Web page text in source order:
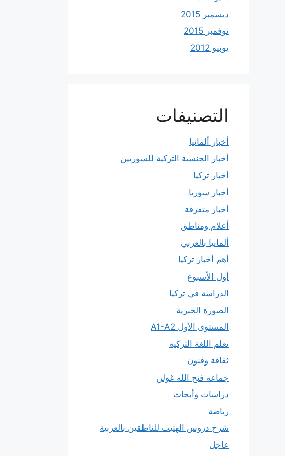
ديسمبر 2015
نوفمبر 2015
يونيو 2012
التصنيفات
أخبار ألمانيا
أخبار الجنسية التركية للسوريين
أخبار تركيا
أخبار سوريا
أخبار متفرقة
أعلام ومناطق
ألمانيا بالعربي
أهم أخبار تركيا
أول الأسبوع
الدراسة في تركيا
الصورة الخبرية
المستوى الأول A1-A2
تعلم اللغة التركية
ثقافة وفنون
جماعة فتح الله غولن
دراسات وأبحاث
رياضة
شرح دروس الهتيت للناطقين بالعربية
عاجل